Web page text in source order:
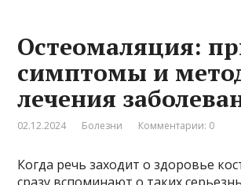
Остеомаляция:
симптомы и
лечения
02.12.2024 Болезни Комментарии: 0
Когда речь заходит о здоровье